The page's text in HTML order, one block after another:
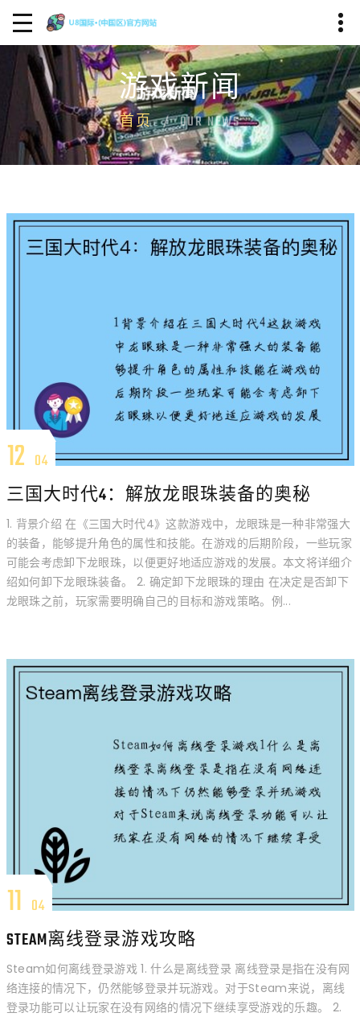
游戏新闻
首页 OUR NEWS
12 04
三国大时代4：解放龙眼珠装备的奥秘
1. 背景介绍 在《三国大时代4》这款游戏中，龙眼珠是一种非常强大
的装备，能够提升角色的属性和技能。在游戏的后期阶段，一些玩家
可能会考虑卸下龙眼珠，以便更好地适应游戏的发展。本文将详细介
绍如何卸下龙眼珠装备。 2. 确定卸下龙眼珠的理由 在决定是否卸下
龙眼珠之前，玩家需要明确自己的目标和游戏策略。例...
11 04
STEAM离线登录游戏攻略
Steam如何离线登录游戏 1. 什么是离线登录 离线登录是指在没有网
络连接的情况下，仍然能够登录并玩游戏。对于Steam来说，离线
登录功能可以让玩家在没有网络的情况下继续享受游戏的乐趣。 2.